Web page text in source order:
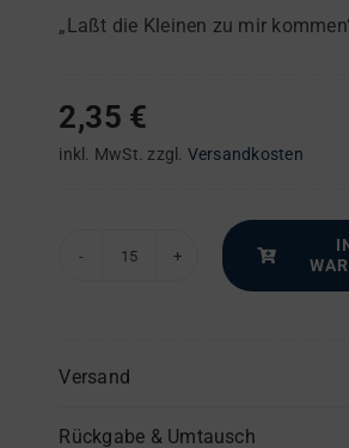
„Laßt die Kleinen zu mir
2,35 €
inkl. MwSt. zzgl. Versandkosten
Kommunionlied
Menge
Versand
Rückgabe & Umtausch